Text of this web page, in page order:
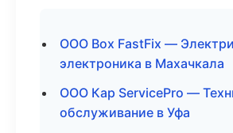
ООО Box FastFix —
электроника в Махачкала
ООО Кар ServicePro —
обслуживание в Уфа